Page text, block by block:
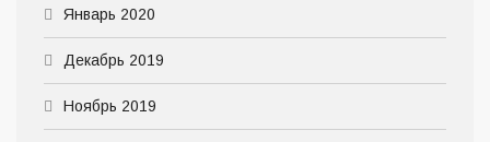
Январь 2020
Декабрь 2019
Ноябрь 2019